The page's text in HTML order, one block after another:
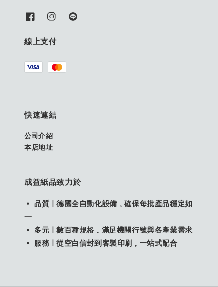
線上支付
快速連結
公司介紹
本店地址
成益紙品致力於
• 品質｜德國全自動化設備，確保每批產品穩定如
一
• 多元｜數百種規格，滿足機關行號與各產業需求
• 服務｜從空白信封到客製印刷，一站式配合